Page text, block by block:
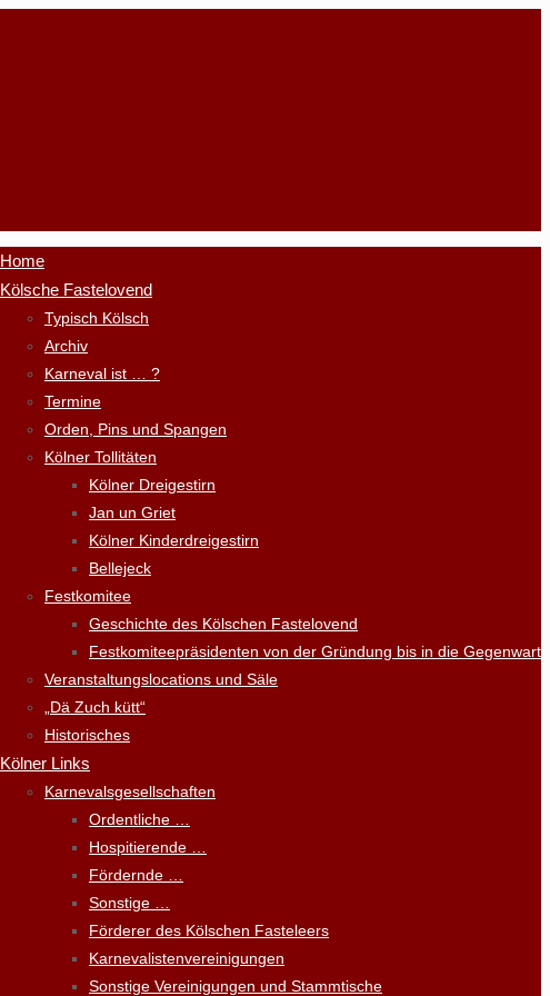
Home
Kölsche Fastelovend
Typisch Kölsch
Archiv
Karneval ist … ?
Termine
Orden, Pins und Spangen
Kölner Tollitäten
Kölner Dreigestirn
Jan un Griet
Kölner Kinderdreigestirn
Bellejeck
Festkomitee
Geschichte des Kölschen Fastelovend
Festkomiteepräsidenten von der Gründung bis in die Gegenwart
Veranstaltungslocations und Säle
„Dä Zuch kütt“
Historisches
Kölner Links
Karnevalsgesellschaften
Ordentliche …
Hospitierende …
Fördernde …
Sonstige …
Förderer des Kölschen Fasteleers
Karnevalistenvereinigungen
Sonstige Vereinigungen und Stammtische